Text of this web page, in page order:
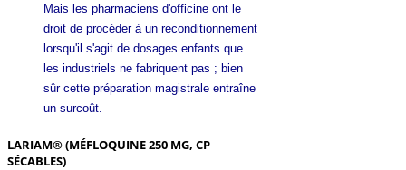
Mais les pharmaciens d'officine ont le
droit de procéder à un reconditionnement
lorsqu'il s'agit de dosages enfants que
les industriels ne fabriquent pas ; bien
sûr cette préparation magistrale entraîne
un surcoût.
LARIAM® (MÉFLOQUINE 250 MG, CP
SÉCABLES)